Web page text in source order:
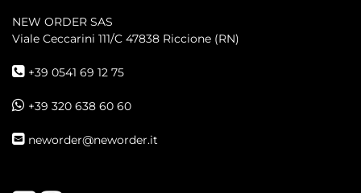
NEW ORDER SAS
Viale Ceccarini 111/C 47838 Riccione (RN)
+39 0541 69 12 75
+39 320 638 60 60
neworder@neworder.it